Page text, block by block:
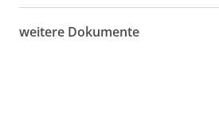
weitere Dokumente